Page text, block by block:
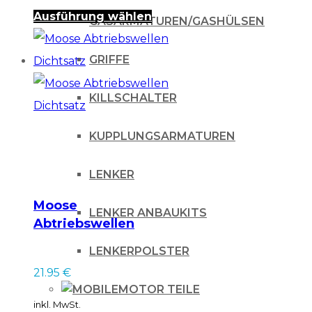
GASARMATUREN/GASHÜLSEN
GRIFFE
KILLSCHALTER
KUPPLUNGSARMATUREN
LENKER
LENKER ANBAUKITS
LENKERPOLSTER
MOTOR TEILE
Ausführung wählenDieses
Produkt
mehrere
Varianten
auf
gewählt
Moose
Abtriebswellen
21.95 €
inkl. MwSt.